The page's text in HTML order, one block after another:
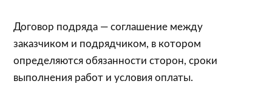
Договор подряда — соглашение между
заказчиком и подрядчиком, в котором
определяются обязанности сторон, сроки
выполнения работ и условия оплаты.